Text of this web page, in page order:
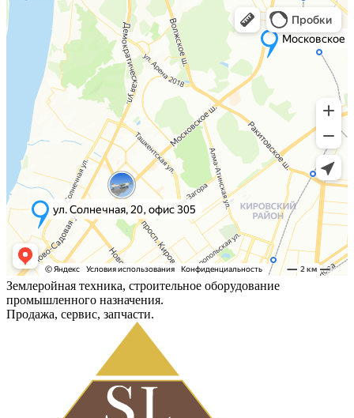
Землеройная техника, строительное оборудование
промышленного назначения.
Продажа, сервис, запчасти.